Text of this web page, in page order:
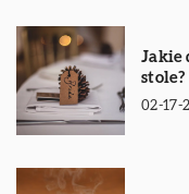
Jakie
stole?
02-17-